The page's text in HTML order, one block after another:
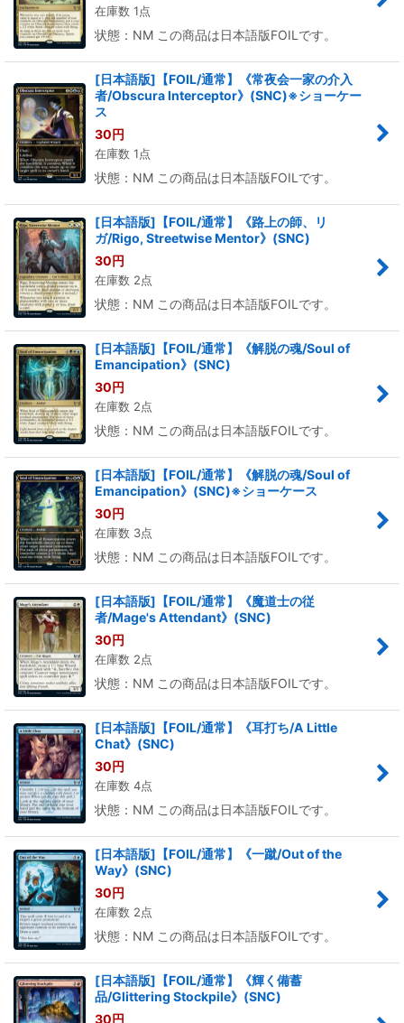
在庫数 1点
状態：NM この商品は日本語版FOILです。
[日本語版]【FOIL/通常】《常夜会一家の介入
者/Obscura Interceptor》(SNC)※ショーケー
ス
30円
在庫数 1点
状態：NM この商品は日本語版FOILです。
[日本語版]【FOIL/通常】《路上の師、リ
ガ/Rigo, Streetwise Mentor》(SNC)
30円
在庫数 2点
状態：NM この商品は日本語版FOILです。
[日本語版]【FOIL/通常】《解脱の魂/Soul of
Emancipation》(SNC)
30円
在庫数 2点
状態：NM この商品は日本語版FOILです。
[日本語版]【FOIL/通常】《解脱の魂/Soul of
Emancipation》(SNC)※ショーケース
30円
在庫数 3点
状態：NM この商品は日本語版FOILです。
[日本語版]【FOIL/通常】《魔道士の従
者/Mage's Attendant》(SNC)
30円
在庫数 2点
状態：NM この商品は日本語版FOILです。
[日本語版]【FOIL/通常】《耳打ち/A Little
Chat》(SNC)
30円
在庫数 4点
状態：NM この商品は日本語版FOILです。
[日本語版]【FOIL/通常】《一蹴/Out of the
Way》(SNC)
30円
在庫数 2点
状態：NM この商品は日本語版FOILです。
[日本語版]【FOIL/通常】《輝く備蓄
品/Glittering Stockpile》(SNC)
30円